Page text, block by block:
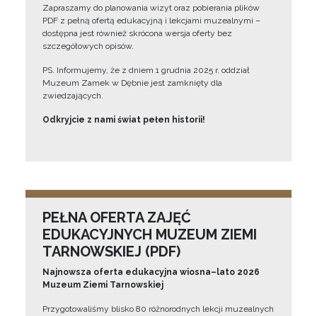
Zapraszamy do planowania wizyt oraz pobierania plików
PDF z pełną ofertą edukacyjną i lekcjami muzealnymi –
dostępna jest również skrócona wersja oferty bez
szczegółowych opisów.
PS. Informujemy, że z dniem 1 grudnia 2025 r. oddział
Muzeum Zamek w Dębnie jest zamknięty dla
zwiedzających.
Odkryjcie z nami świat pełen historii!
PEŁNA OFERTA ZAJĘĆ
EDUKACYJNYCH MUZEUM ZIEMI
TARNOWSKIEJ (PDF)
Najnowsza oferta edukacyjna wiosna–lato 2026
Muzeum Ziemi Tarnowskiej
Przygotowaliśmy blisko 80 różnorodnych lekcji muzealnych